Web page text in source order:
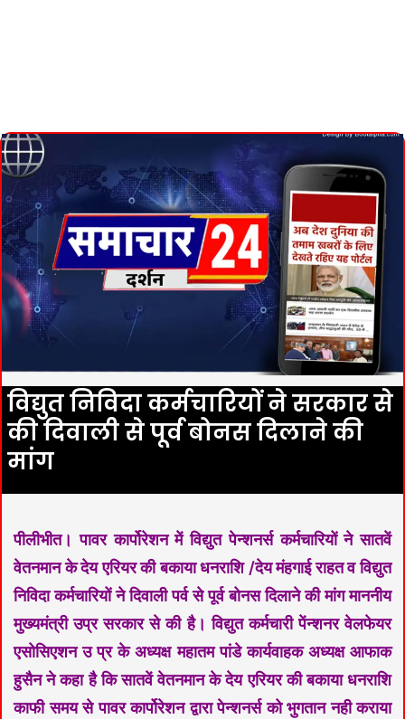
विद्युत निविदा कर्मचारियों ने सरकार से
की दिवाली से पूर्व बोनस दिलाने की
मांग
पीलीभीत। पावर कार्पोरेशन में विद्युत पेन्शनर्स कर्मचारियों ने सातवें
वेतनमान के देय एरियर की बकाया धनराशि /देय मंहगाई राहत व विद्युत
निविदा कर्मचारियों ने दिवाली पर्व से पूर्व बोनस दिलाने की मांग माननीय
मुख्यमंत्री उप्र सरकार से की है। विद्युत कर्मचारी पेंन्शनर वेलफेयर
एसोसिएशन उ प्र के अध्यक्ष महातम पांडे कार्यवाहक अध्यक्ष आफाक
हुसैन ने कहा है कि सातवें वेतनमान के देय एरियर की बकाया धनराशि
काफी समय से पावर कार्पोरेशन द्वारा पेन्शनर्स को भुगतान नही कराया